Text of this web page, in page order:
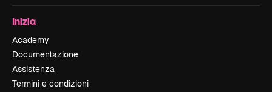
Inizia
Academy
Documentazione
Assistenza
Termini e condizioni